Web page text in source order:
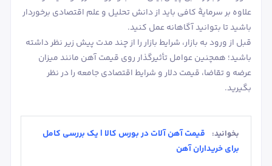
علاوه بر سرمایۀ کافی باید از دانش تحلیل و علم اقتصادی برخوردار
باشید تا بتوانید آگاهانه عمل کنید.
قبل از ورود به بازار، شرایط بازار را از چند مدت پیش زیر نظر داشته
باشید؛ همچنین عوامل تأثیرگذار روی قیمت آهن مانند میزان
عرضه و تقاضا، قیمت دلار و شرایط اقتصادی جامعه را در نظر
بگیرید.
بخوانید:
قیمت آهن آلات در بورس کالا | یک بررسی کامل
برای خریداران آهن